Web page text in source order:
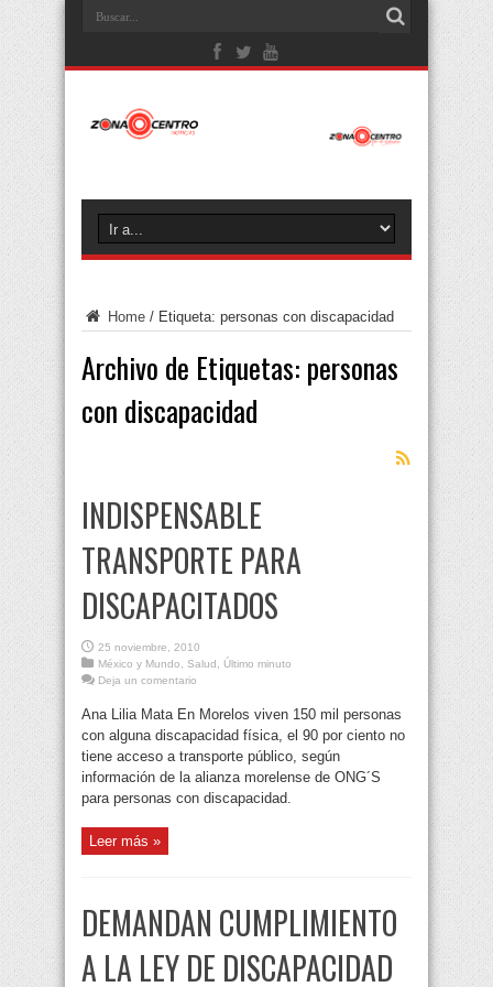
Home / Etiqueta: personas con discapacidad
Archivo de Etiquetas: personas
con discapacidad
INDISPENSABLE
TRANSPORTE PARA
DISCAPACITADOS
25 noviembre, 2010
México y Mundo, Salud, Último minuto
Deja un comentario
Ana Lilia Mata En Morelos viven 150 mil personas
con alguna discapacidad física, el 90 por ciento no
tiene acceso a transporte público, según
información de la alianza morelense de ONG´S
para personas con discapacidad.
Leer más »
DEMANDAN CUMPLIMIENTO
A LA LEY DE DISCAPACIDAD